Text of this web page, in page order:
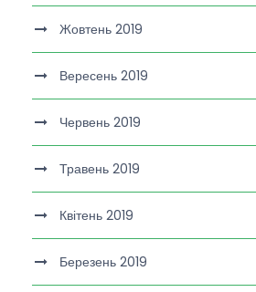
Жовтень 2019
Вересень 2019
Червень 2019
Травень 2019
Квітень 2019
Березень 2019